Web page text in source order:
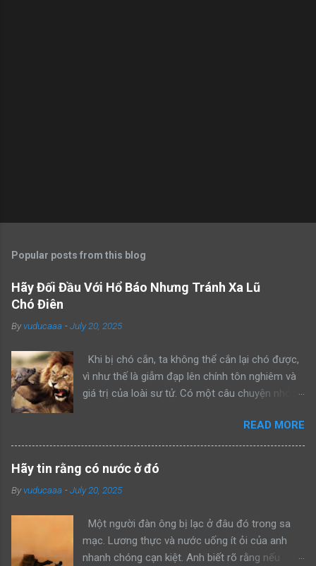
Popular posts from this blog
Hãy Đối Đầu Với Hổ Báo Nhưng Tránh Xa Lũ
Chó Điên
Byvuducaaa -July 20, 2025
Khi bị chó cắn, ta không thể cắn lại chó được,
vì như thế là giẫm đạp lên chính tôn nghiêm và
giá trị của loài sư tử. Có một câu chuyện nhỏ
nom lãnh địa, cả hai gặp một con sư tử đực
khác đang lang thang một mình. Sư tử bố bèn
bảo con: “Hãy nhìn bố đánh đuổi kẻ xâm phạm
lãnh thổ này đi như thế nào”. Rồi sư tử bố lao
lên anh dũng chiến đấu, bảo vệ khu vực của
tử tiếp tục dẫn nhau đi tuần tra, cả hai bắt gặp
một con hổ đang mon men săn mồi trong lãnh
thổ. Sư tử bố quay sang bảo con: “Hãy nhìn bố
READ MORE
Hãy tin rằng có nước ở đó
Byvuducaaa -July 20, 2025
Một người đàn ông bị lạc ở đâu đó trong sa
mạc. Lương thực và nước uống ít ỏi của anh
nhanh chóng cạn kiệt. Anh biết rõ rằng nếu